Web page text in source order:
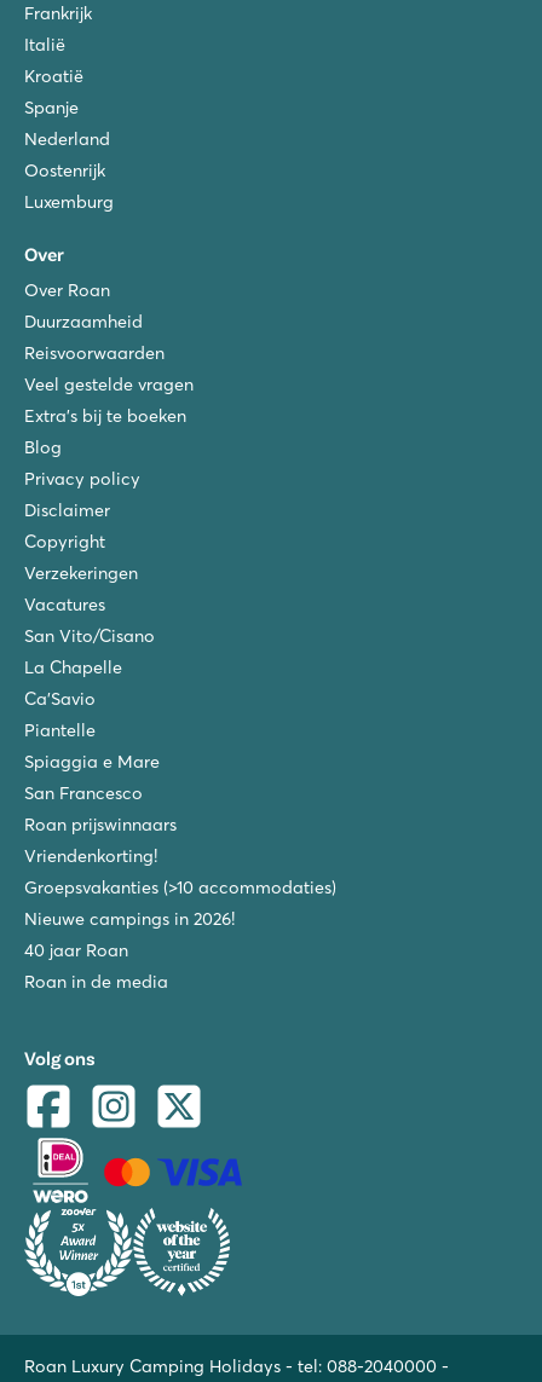
Frankrijk
Italië
Kroatië
Spanje
Nederland
Oostenrijk
Luxemburg
Over
Over Roan
Duurzaamheid
Reisvoorwaarden
Veel gestelde vragen
Extra's bij te boeken
Blog
Privacy policy
Disclaimer
Copyright
Verzekeringen
Vacatures
San Vito/Cisano
La Chapelle
Ca'Savio
Piantelle
Spiaggia e Mare
San Francesco
Roan prijswinnaars
Vriendenkorting!
Groepsvakanties (>10 accommodaties)
Nieuwe campings in 2026!
40 jaar Roan
Roan in de media
Volg ons
Roan Luxury Camping Holidays - tel: 088-2040000 -